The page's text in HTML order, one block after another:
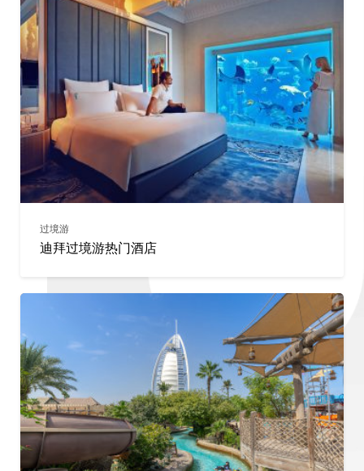
过境游
迪拜过境游热门酒店